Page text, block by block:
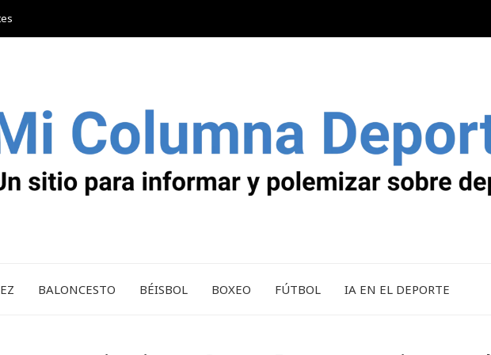
BALONCESTO BÉISBOL BOXEO FÚTBOL IA EN EL DEPORTE